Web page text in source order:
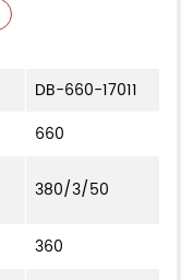
DB-660-17011
660
380/3/50
360